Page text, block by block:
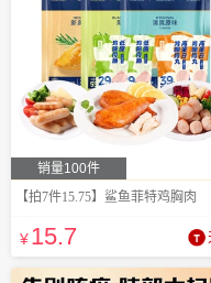
销量100件
【拍7件15.75】鲨鱼菲特鸡胸肉
¥15.7